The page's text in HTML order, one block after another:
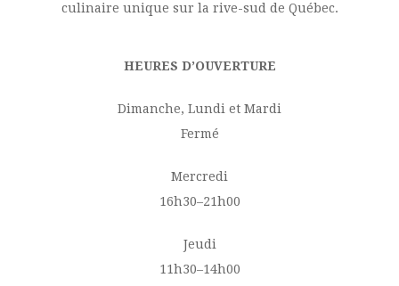
culinaire unique sur la rive-sud de Québec.
HEURES D’OUVERTURE
Dimanche, Lundi et Mardi
Fermé
Mercredi
16h30–21h00
Jeudi
11h30–14h00